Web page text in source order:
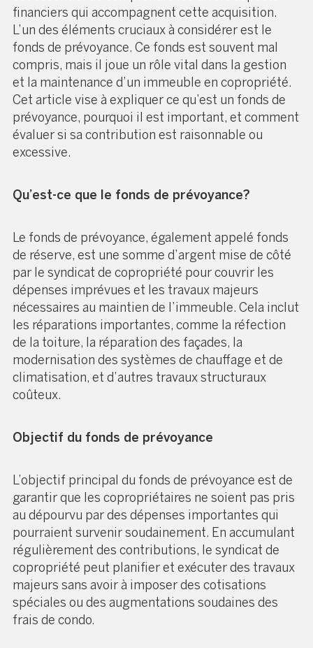
financiers qui accompagnent cette acquisition.
L’un des éléments cruciaux à considérer est le
fonds de prévoyance. Ce fonds est souvent mal
compris, mais il joue un rôle vital dans la gestion
et la maintenance d’un immeuble en copropriété.
Cet article vise à expliquer ce qu’est un fonds de
prévoyance, pourquoi il est important, et comment
évaluer si sa contribution est raisonnable ou
excessive.
Qu’est-ce que le fonds de prévoyance?
Le fonds de prévoyance, également appelé fonds
de réserve, est une somme d’argent mise de côté
par le syndicat de copropriété pour couvrir les
dépenses imprévues et les travaux majeurs
nécessaires au maintien de l’immeuble. Cela inclut
les réparations importantes, comme la réfection
de la toiture, la réparation des façades, la
modernisation des systèmes de chauffage et de
climatisation, et d’autres travaux structuraux
coûteux.
Objectif du fonds de prévoyance
L’objectif principal du fonds de prévoyance est de
garantir que les copropriétaires ne soient pas pris
au dépourvu par des dépenses importantes qui
pourraient survenir soudainement. En accumulant
régulièrement des contributions, le syndicat de
copropriété peut planifier et exécuter des travaux
majeurs sans avoir à imposer des cotisations
spéciales ou des augmentations soudaines des
frais de condo.